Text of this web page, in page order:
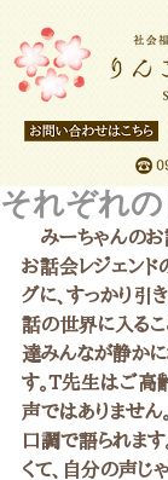
それぞれの
みーちゃんのお
お話会レジェンド
グに、すっかり引
話の世界に入るこ
達みんなが静か
す。T先生はご高
声ではありません
口調で語られま
くて、自分の声じ